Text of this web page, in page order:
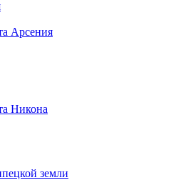
Арсения
Никона
земли